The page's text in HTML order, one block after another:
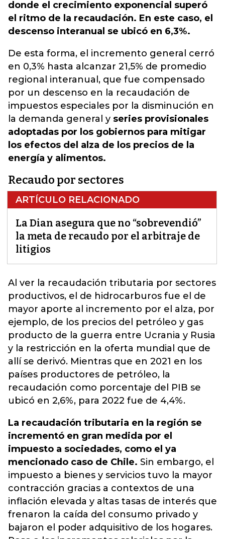
donde el crecimiento exponencial superó
el ritmo de la recaudación. En este caso, el
descenso interanual se ubicó en 6,3%.
De esta forma, el incremento general cerró
en 0,3% hasta alcanzar 21,5% de promedio
regional interanual, que fue compensado
por un descenso en la recaudación de
impuestos especiales por la disminución en
la demanda general y series provisionales
adoptadas por los gobiernos para mitigar
los efectos del alza de los precios de la
energía y alimentos.
Recaudo por sectores
ARTÍCULO RELACIONADO
La Dian asegura que no “sobrevendió”
la meta de recaudo por el arbitraje de
litigios
Al ver la recaudación tributaria por sectores
productivos, el de hidrocarburos fue el de
mayor aporte al incremento por el alza, por
ejemplo, de los precios del petróleo y gas
producto de la guerra entre Ucrania y Rusia
y la restricción en la oferta mundial que de
allí se derivó. Mientras que en 2021 en los
países productores de petróleo, la
recaudación como porcentaje del PIB se
ubicó en 2,6%, para 2022 fue de 4,4%.
La recaudación tributaria en la región se
incrementó en gran medida por el
impuesto a sociedades, como el ya
mencionado caso de Chile. Sin embargo, el
impuesto a bienes y servicios tuvo la mayor
contracción gracias a contextos de una
inflación elevada y altas tasas de interés que
frenaron la caída del consumo privado y
bajaron el poder adquisitivo de los hogares.